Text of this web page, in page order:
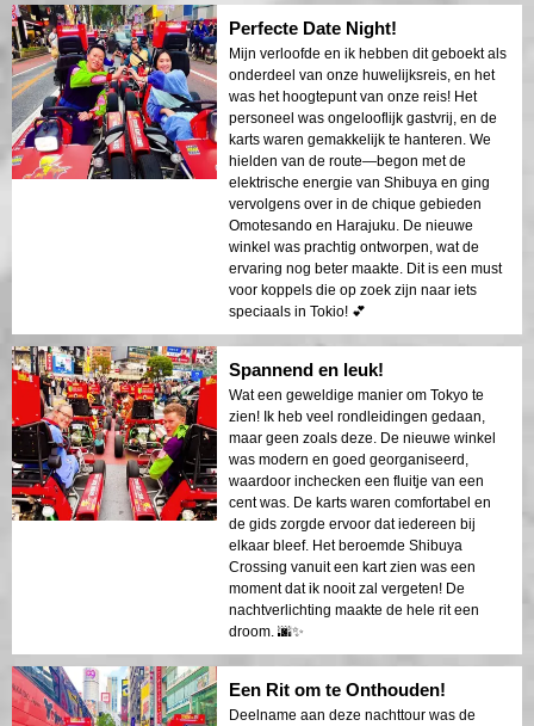
Perfecte Date Night!
Mijn verloofde en ik hebben dit geboekt als
onderdeel van onze huwelijksreis, en het
was het hoogtepunt van onze reis! Het
personeel was ongelooflijk gastvrij, en de
karts waren gemakkelijk te hanteren. We
hielden van de route—begon met de
elektrische energie van Shibuya en ging
vervolgens over in de chique gebieden
Omotesando en Harajuku. De nieuwe
winkel was prachtig ontworpen, wat de
ervaring nog beter maakte. Dit is een must
voor koppels die op zoek zijn naar iets
speciaals in Tokio! 💕
Spannend en leuk!
Wat een geweldige manier om Tokyo te
zien! Ik heb veel rondleidingen gedaan,
maar geen zoals deze. De nieuwe winkel
was modern en goed georganiseerd,
waardoor inchecken een fluitje van een
cent was. De karts waren comfortabel en
de gids zorgde ervoor dat iedereen bij
elkaar bleef. Het beroemde Shibuya
Crossing vanuit een kart zien was een
moment dat ik nooit zal vergeten! De
nachtverlichting maakte de hele rit een
droom. 🌆✨
Een Rit om te Onthouden!
Deelname aan deze nachttour was de